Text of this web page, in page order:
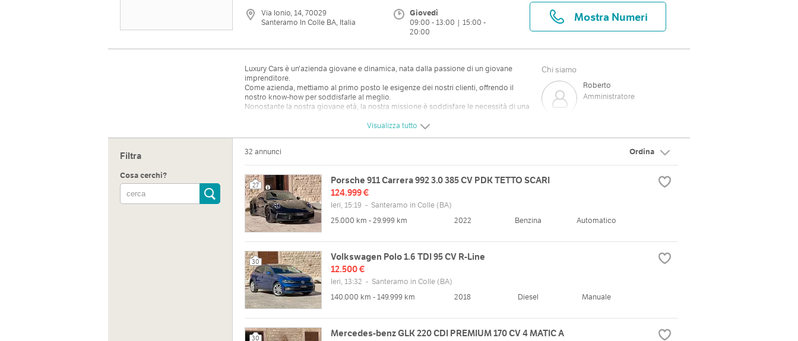
Via Ionio, 14, 70029
Santeramo In Colle BA, Italia
Giovedì
09:00 - 13:00 | 15:00 -
20:00
Mostra Numeri
Luxury Cars è un'azienda giovane e dinamica, nata dalla passione di un giovane
imprenditore.
Come azienda, mettiamo al primo posto le esigenze dei nostri clienti, offrendo il
nostro know-how per soddisfarle al meglio.
Nonostante la nostra giovane età, la nostra missione è soddisfare le necessità di una
Chi siamo
Roberto
Amministratore
Visualizza tutto
Filtra
Cosa cerchi?
32 annunci Ordina
27
Porsche 911 Carrera 992 3.0 385 CV PDK TETTO SCARI
124.999 €
Ieri, 15:19 - Santeramo in Colle (BA)
25.000 km - 29.999 km
2022 Benzina Automatico
30
Volkswagen Polo 1.6 TDI 95 CV R-Line
12.500 €
Ieri, 13:32 - Santeramo in Colle (BA)
140.000 km - 149.999 km
2018 Diesel Manuale
30
Mercedes-benz GLK 220 CDI PREMIUM 170 CV 4 MATIC A